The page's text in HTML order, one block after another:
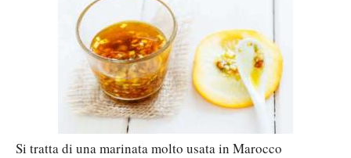
Si tratta di una marinata molto usata in Marocco